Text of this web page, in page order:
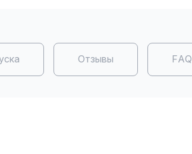
Отзывы FAQ